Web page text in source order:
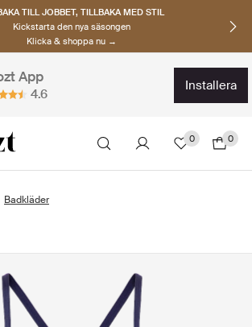
TILL JOBBET, TILLBAKA MED STIL
Kickstarta den nya säsongen
Klicka & shoppa nu →
App
4.6
installera
0 0
Badkläder